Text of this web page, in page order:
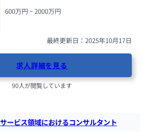
600万円 ~ 2000万円
最終更新日：2025年10月17日
求人詳細を見る
90人が閲覧しています
サービス領域におけるコンサルタント